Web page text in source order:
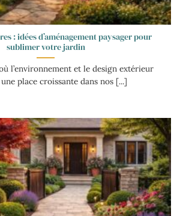
: idées d’aménagement paysager pour
sublimer votre jardin
l’environnement et le design extérieur
place croissante dans nos [...]